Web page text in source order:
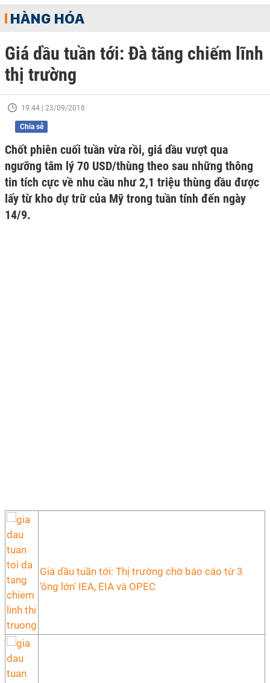
HÀNG HÓA
Giá dầu tuần tới: Đà tăng chiếm lĩnh
thị trường
19:44 | 23/09/2018
Chia sẻ
Chốt phiên cuối tuần vừa rồi, giá dầu vượt qua
ngưỡng tâm lý 70 USD/thùng theo sau những thông
tin tích cực về nhu cầu như 2,1 triệu thùng dầu được
lấy từ kho dự trữ của Mỹ trong tuần tính đến ngày
14/9.
Giá dầu tuần tới: Thị trường chờ báo cáo từ 3
'ông lớn' IEA, EIA và OPEC